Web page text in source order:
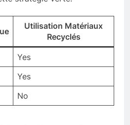
Utilisation Matériaux
Recyclés
Yes
Yes
No